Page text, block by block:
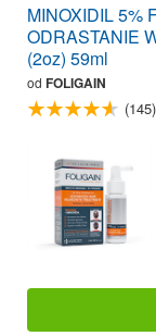
MINOXIDIL 5%
ODRASTANIE
(2oz) 59ml
od FOLIGAIN
(145)